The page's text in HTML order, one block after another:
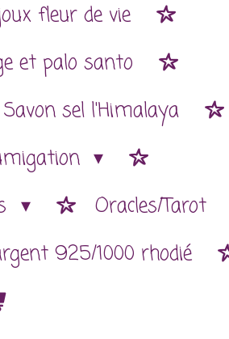
fleur de vie
et palo santo
Savon sel l'Himalaya
Oracles/Tarot
925/1000 rhodié